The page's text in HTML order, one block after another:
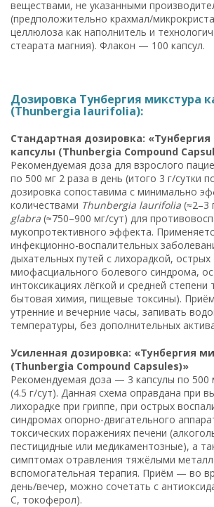
веществами, не указанными
(предположительно крахмал/
целлюлоза как наполнитель и
стеарата магния). Флакон — 100 капсул.
Дозировка Тунбергия микстура
(Thunbergia laurifolia):
Стандартная дозировка:
капсулы (Thunbergia Compound
Рекомендуемая доза для взрослого
по 500 мг 2 раза в день (итого 3 г/сутки
дозировка сопоставима с минимально
количествами Thunbergia laurifolia (≈2–3
glabra (≈750–900 мг/сут) для
мукопротективного эффекта.
инфекционно-воспалительных
дыхательных путей с лихорадкой,
миофасциального болевого синдрома,
интоксикациях лёгкой и средней степени
бытовая химия, пищевые токсины).
утренние и вечерние часы, запивать
температуры, без дополнительных
Усиленная дозировка: «Тунбергия
(Thunbergia Compound Capsules)»
Рекомендуемая доза — 3 капсулы по 500
(4.5 г/сут). Данная схема оправдана при
лихорадке при гриппе, при острых
синдромах опорно-двигательного
токсических поражениях печени
пестицидные или медикаментозные), а
симптомах отравления тяжёлыми
вспомогательная терапия. Приём — во
день/вечер, можно сочетать с
С, токоферол).